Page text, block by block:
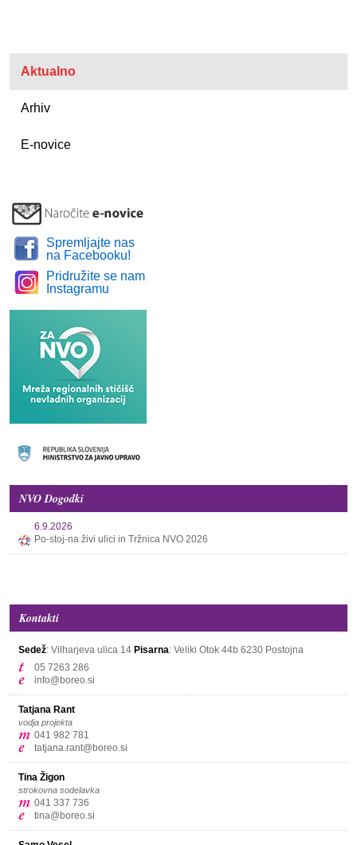
Aktualno
Arhiv
E-novice
Spremljajte nas
na Facebooku!
Pridružite se nam
Instagramu
NVO Dogodki
6.9.2026
Po-stoj-na živi ulici in Tržnica NVO 2026
Kontakti
Sedež: Vilharjeva ulica 14 Pisarna: Veliki Otok 44b 6230 Postojna
05 7263 286
info@boreo.si
Tatjana Rant
vodja projekta
041 982 781
tatjana.rant@boreo.si
Tina Žigon
strokovna sodelavka
041 337 736
tina@boreo.si